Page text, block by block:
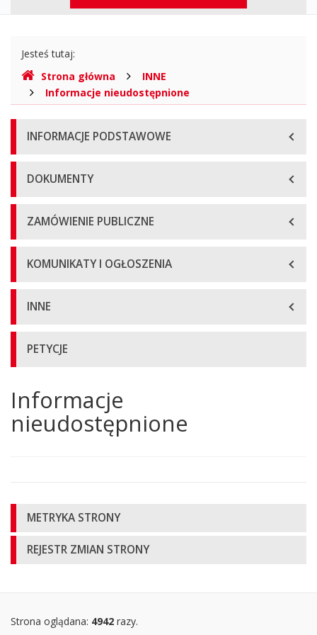
Gdzie
jesteśmy
Jesteś tutaj:
Strona główna
INNE
Informacje nieudostępnione
Menu
główne
INFORMACJE PODSTAWOWE
DOKUMENTY
ZAMÓWIENIE PUBLICZNE
KOMUNIKATY I OGŁOSZENIA
INNE
PETYCJE
Główna
treść
strony
Informacje
nieudostępnione
Informacje
o
stronie
METRYKA STRONY
REJESTR ZMIAN STRONY
strony
Strona oglądana: 4942 razy.